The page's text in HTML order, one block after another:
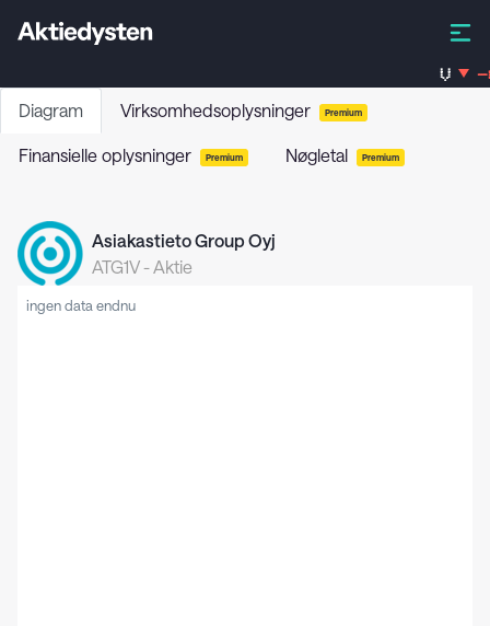
V -
Diagram Virksomhedsoplysninger Premium
Finansielle oplysninger Premium Nøgletal Premium
Asiakastieto Group Oyj
ATG1V- Aktie
ingen data endnu